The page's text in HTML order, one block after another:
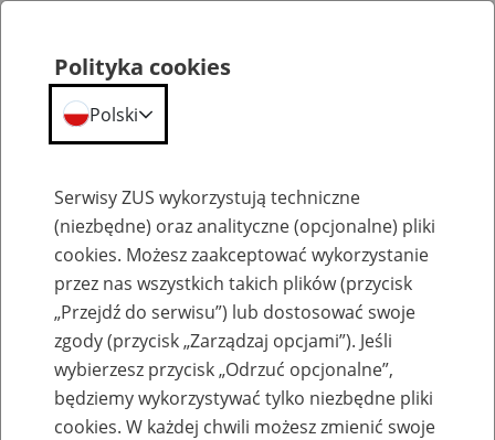
Szkolenia
Polityka cookies
Polski
Serwisy ZUS wykorzystują techniczne
(niezbędne) oraz analityczne (opcjonalne) pliki
cookies. Możesz zaakceptować wykorzystanie
przez nas wszystkich takich plików (przycisk
„Przejdź do serwisu”) lub dostosować swoje
zgody (przycisk „Zarządzaj opcjami”). Jeśli
wybierzesz przycisk „Odrzuć opcjonalne”,
będziemy wykorzystywać tylko niezbędne pliki
cookies. W każdej chwili możesz zmienić swoje